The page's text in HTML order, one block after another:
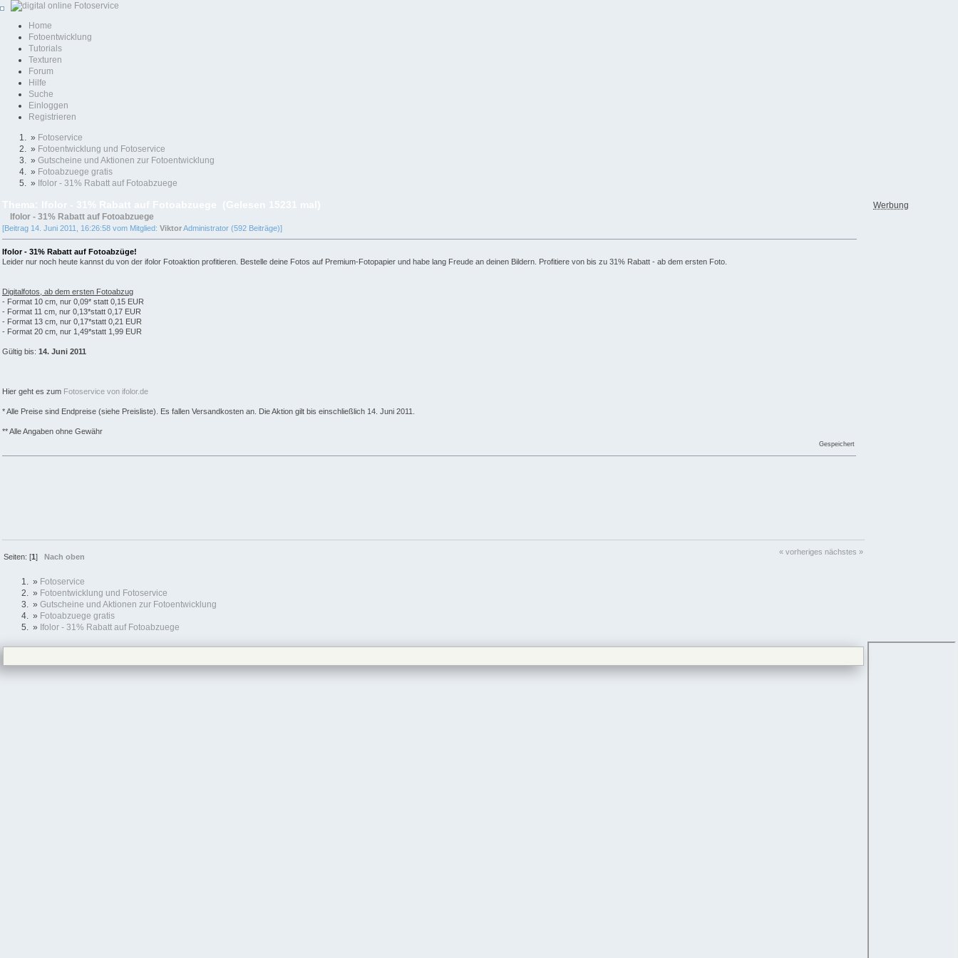
Home
Fotoentwicklung
Tutorials
Texturen
Forum
Hilfe
Suche
Einloggen
Registrieren
» Fotoservice
» Fotoentwicklung und Fotoservice
» Gutscheine und Aktionen zur Fotoentwicklung
» Fotoabzuege gratis
» Ifolor - 31% Rabatt auf Fotoabzuege
Ifolor - 31% Rabatt auf Fotoabzuege
[Beitrag 14. Juni 2011, 16:26:58 vom Mitglied: ViktorAdministrator (592 Beiträge)]
Ifolor - 31% Rabatt auf Fotoabzüge!
Leider nur noch heute kannst du von der ifolor Fotoaktion profitieren. Bestelle deine Fotos auf Premium-Fotopapier und habe lang Freude an deinen Bildern. Profitiere von bis zu 31% Rabatt - ab dem ersten Foto.
Digitalfotos, ab dem ersten Fotoabzug
- Format 10 cm, nur 0,09* statt 0,15 EUR
- Format 11 cm, nur 0,13*statt 0,17 EUR
- Format 13 cm, nur 0,17*statt 0,21 EUR
- Format 20 cm, nur 1,49*statt 1,99 EUR
Gültig bis: 14. Juni 2011
Hier geht es zum Fotoservice von ifolor.de
* Alle Preise sind Endpreise (siehe Preisliste). Es fallen Versandkosten an. Die Aktion gilt bis einschließlich 14. Juni 2011.
** Alle Angaben ohne Gewähr
Gespeichert
Seiten: [1]Nach oben
« vorheriges nächstes »
» Fotoservice
» Fotoentwicklung und Fotoservice
» Gutscheine und Aktionen zur Fotoentwicklung
» Fotoabzuege gratis
» Ifolor - 31% Rabatt auf Fotoabzuege
Werbung